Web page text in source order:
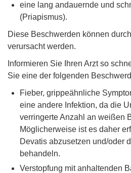
eine lang andauernde und
(Priapismus).
Diese Beschwerden können
verursacht werden.
Informieren Sie Ihren Arzt so
Sie eine der folgenden
Fieber, grippeähnliche
eine andere Infektion, da die
verringerte Anzahl an weißen
Möglicherweise ist es daher
Devatis abzusetzen und/oder
behandeln.
Verstopfung mit anhaltenden